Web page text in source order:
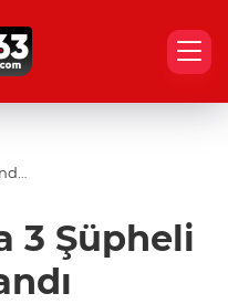
3 Şüpheli